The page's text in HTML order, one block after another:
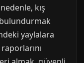
kış
yaylalara